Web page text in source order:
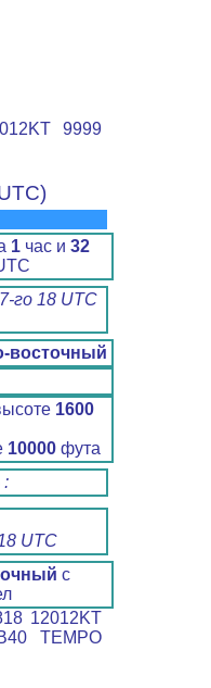
9999
1час и 32
го 18 UTC
восточный
1600
10000 фута
:
UTC
с
12012KT
TEMPO